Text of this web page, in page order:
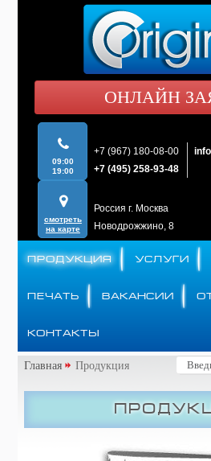
09:00
19:00
+7 (967) 180-08-00
+7 (495) 258-93-48
смотреть
на карте
Россия г. Москва
Новодрожжино, 8
ОНЛАЙН
ПРОДУКЦИЯ УСЛУГИ
ПЕЧАТЬ ВАКАНСИИ
КОНТАКТЫ
Главная Продукция